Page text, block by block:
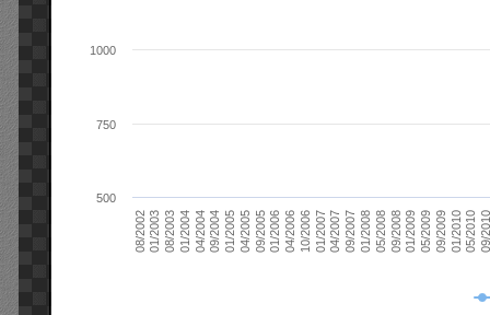
08/200201/200308/200301/200404/200409/200401/200504/200509/200501/200604/200610/200601/200704/200709/200701/200805/200809/200801/200905/200909/200901/201005/201009/
1000
500
750